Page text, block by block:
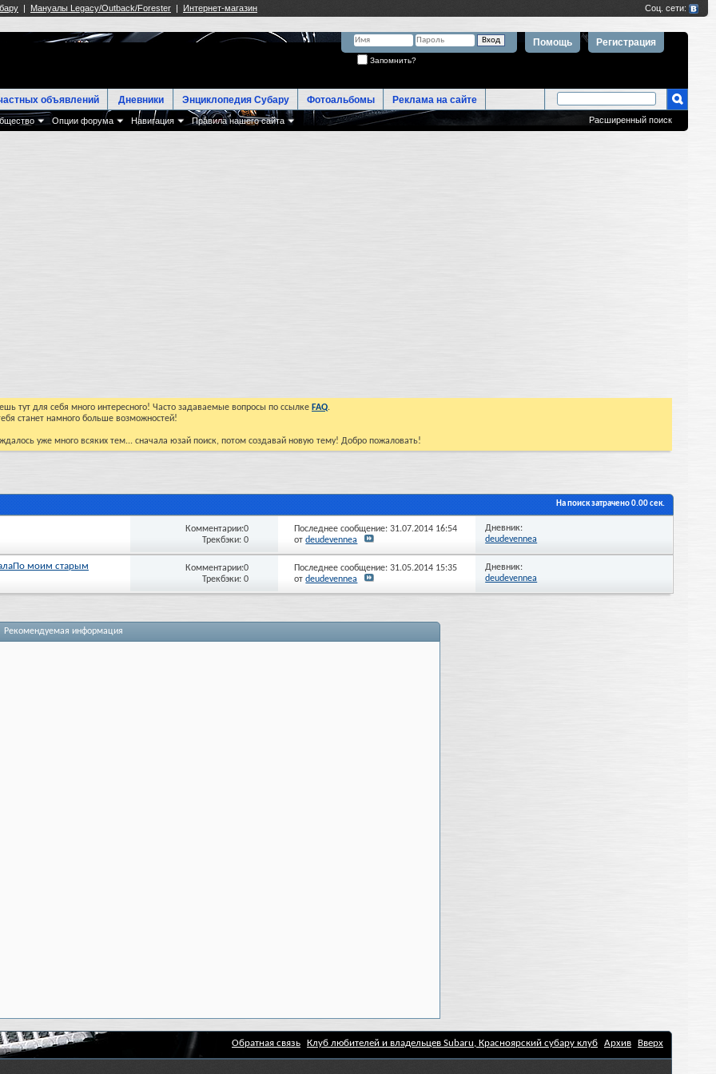
Регистрация
Помощь
Запомнить?
Опции форума Навигация Правила нашего сайта
объявлений Дневники Энциклопедия Субару Фотоальбомы Реклама на сайте
Расширенный поиск
тут для себя много интересного! Часто задаваемые вопросы по ссылке FAQ.
станет намного больше возможностей!
уже много всяких тем... сначала юзай поиск, потом создавай новую тему! Добро пожаловать!
На поиск затрачено0.00сек.
Комментарии:0
Трекбэки: 0
Последнее сообщение: 31.07.2014 16:54
отdeudevennea
Дневник:
deudevennea
моим старым
Комментарии:0
Трекбэки: 0
Последнее сообщение: 31.05.2014 15:35
отdeudevennea
Дневник:
deudevennea
Рекомендуемая информация
Обратная связь Клуб любителей и владельцев Subaru, Красноярский субару клуб Архив Вверх